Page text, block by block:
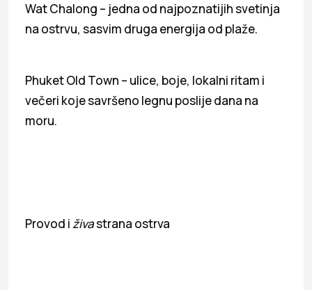
Wat Chalong – jedna od najpoznatijih svetinja
na ostrvu, sasvim druga energija od plaže.
Phuket Old Town – ulice, boje, lokalni ritam i
večeri koje savršeno legnu poslije dana na
moru.
Provod iživastrana ostrva